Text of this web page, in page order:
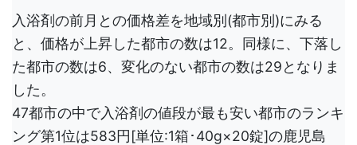
入浴剤の前月との価格差を地域別(都市別)にみる
と、価格が上昇した都市の数は12。同様に、下落し
た都市の数は6、変化のない都市の数は29となりま
した。
47都市の中で入浴剤の値段が最も安い都市のランキ
ング第1位は583円[単位:1箱･40g×20錠]の鹿児島